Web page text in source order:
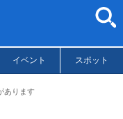
イベント スポット
あります